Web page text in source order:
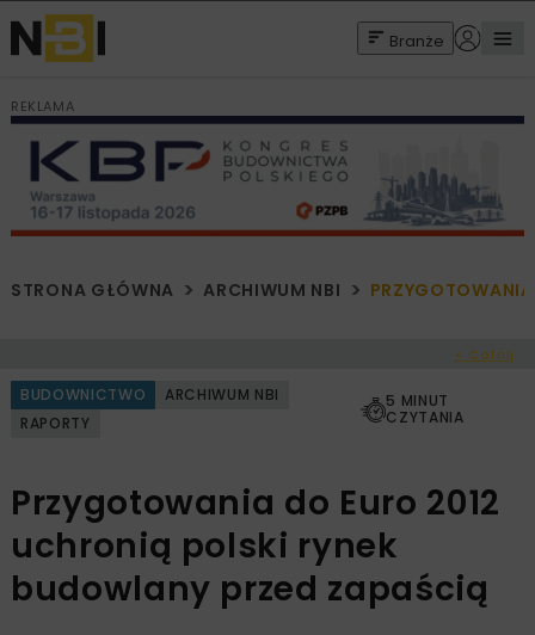
Branże
REKLAMA
STRONA GŁÓWNA ARCHIWUM NBI
< Cofnij
BUDOWNICTWO
ARCHIWUM NBI
RAPORTY
5 MINUT
CZYTANIA
Przygotowania do Euro 2012
uchronią polski rynek
budowlany przed zapaścią